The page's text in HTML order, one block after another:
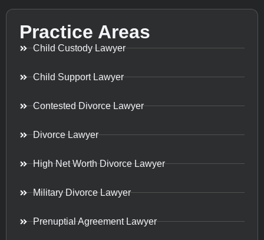
Practice Areas
Child Custody Lawyer
Child Support Lawyer
Contested Divorce Lawyer
Divorce Lawyer
High Net Worth Divorce Lawyer
Military Divorce Lawyer
Prenuptial Agreement Lawyer